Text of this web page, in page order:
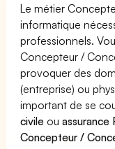
Le métier
informatique
professionnels.
Concepteur /
provoquer des
(entreprise) ou
important de se
civile ouassurance
Concepteur /